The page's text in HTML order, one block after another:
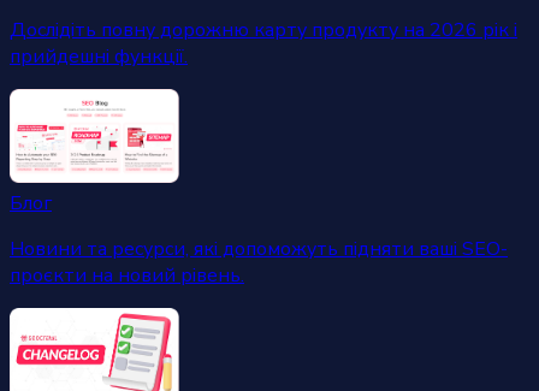
Дослідіть повну дорожню карту продукту на 2026 рік і
прийдешні функції.
Блог
Новини та ресурси, які допоможуть підняти ваші SEO-
проєкти на новий рівень.